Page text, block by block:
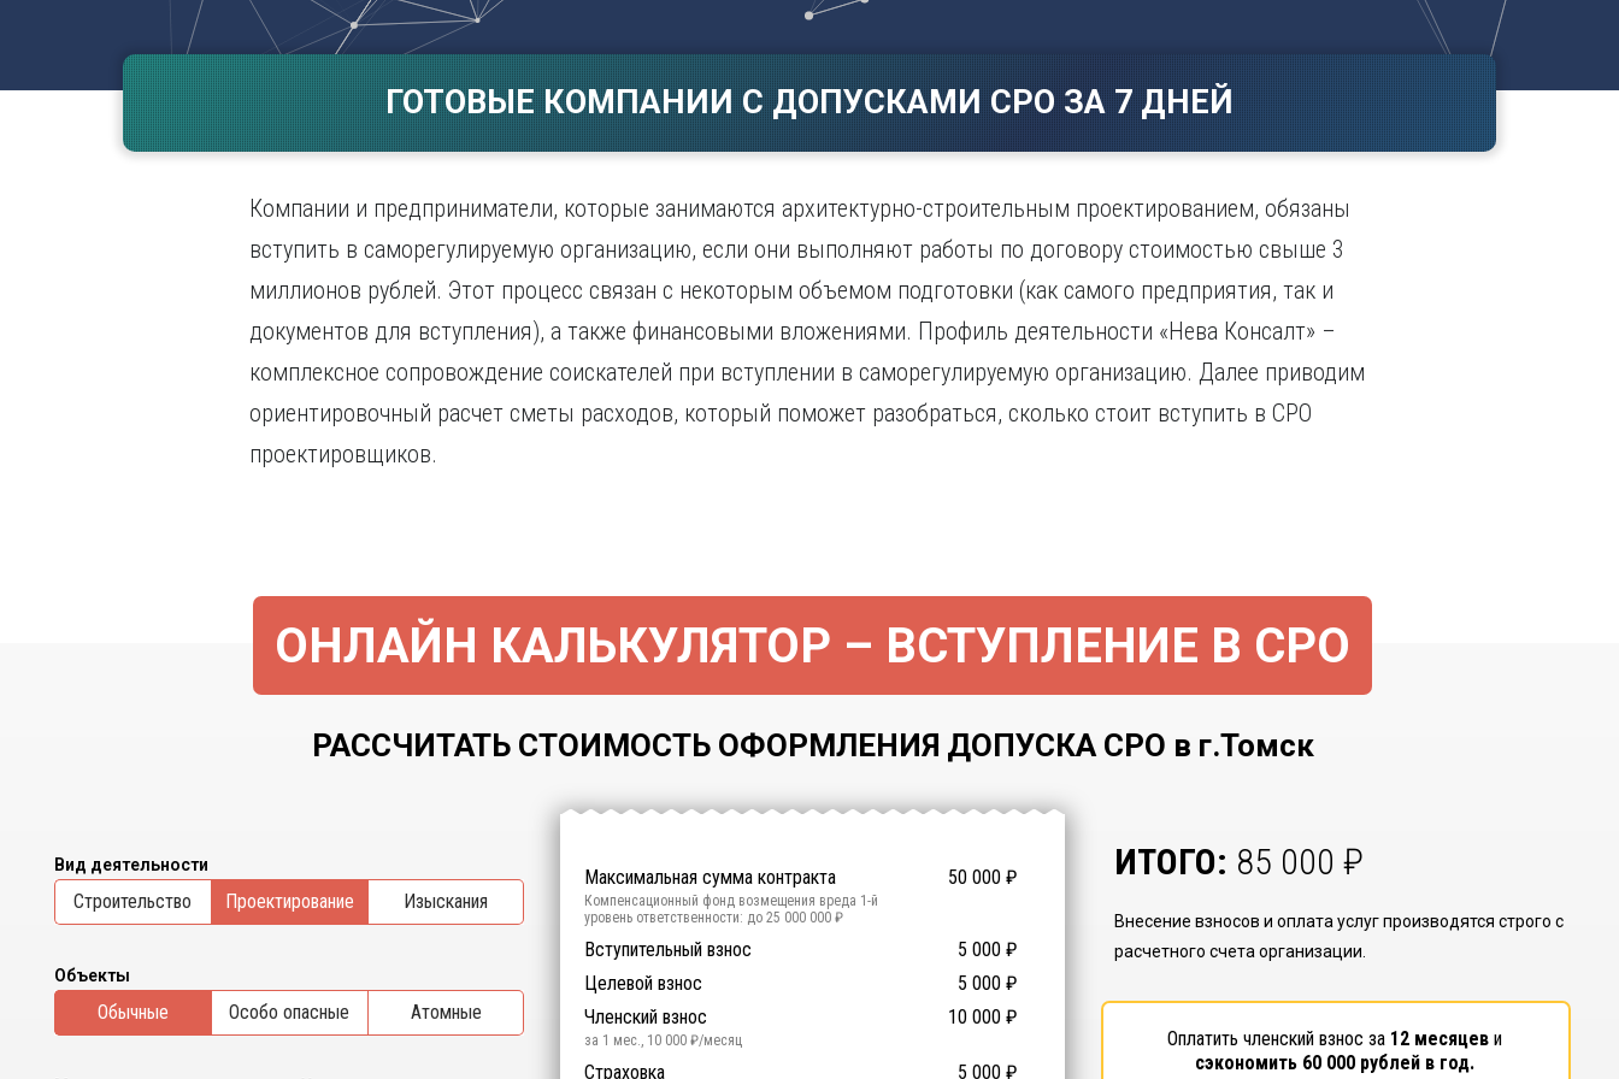
Волгоград
Воронеж
Е
Иваново
Ижевск
Иркутск
Мурманск
Н
Новокузнецк
Новосибирск
Севастополь
Смоленск
Чебоксары
Ярославль
ГОТОВЫЕ КОМПАНИИ С ДОПУСКАМИ СРО ЗА 7 ДНЕЙ
Компании и предприниматели, которые занимаются архитектурно-строительным проектированием, обязаны
вступить в саморегулируемую организацию, если они выполняют работы по договору стоимостью свыше 3
миллионов рублей. Этот процесс связан с некоторым объемом подготовки (как самого предприятия, так и
документов для вступления), а также финансовыми вложениями. Профиль деятельности «Нева Консалт» –
комплексное сопровождение соискателей при вступлении в саморегулируемую организацию. Далее приводим
ориентировочный расчет сметы расходов, который поможет разобраться, сколько стоит вступить в СРО
проектировщиков.
ОНЛАЙН КАЛЬКУЛЯТОР – ВСТУПЛЕНИЕ В СРО
РАССЧИТАТЬ СТОИМОСТЬ ОФОРМЛЕНИЯ ДОПУСКА СРО в г.Томск
Вид деятельности
Cтроительство Проектирование Изыскания
Объекты
Обычные Особо опасные Атомные
Максимальная сумма контракта 50 000 ₽
Компенсационный фонд возмещения вреда 1-й
уровень ответственности: до 25 000 000 ₽
Участие в гос. тендерах и аукционах 0 ₽
Компенсационный фонд договорных обязательств
й уровень ответственности:
Вступительный взнос 5 000 ₽
Целевой взнос
5 000 ₽
Членский взнос
10 000 ₽
за 1 мес., 10 000 ₽/месяц
Предоставление специалистов НРС 0 ₽
Сертификат ISO 9001 14 500 ₽
Сертификат ISO 14001 14 500 ₽
Сертификат OHSAS 18001 14 500 ₽
Страховка 5 000 ₽
ИТОГО: 85 000 ₽
Внесение взносов и оплата услуг производятся строго с
расчетного счета организации.
Оплатить членский взнос за 12 месяцеви
сэкономить 60 000 рублей в год.